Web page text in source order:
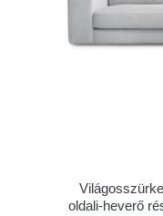
oldali-heverő